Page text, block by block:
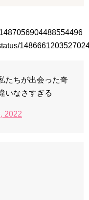
・ヒョンジェ
ェスル
外伝 制作発表会
月2日TSUTAYAにて先行
Bin 현빈❤️ 손예진 Son Ye
た愛猫が急死…イ・ソンギ
(11/26)
トで近況を伝える“会いた
く掃除せよ」に出演確
たちが出会った奇
いなさすぎる
2022